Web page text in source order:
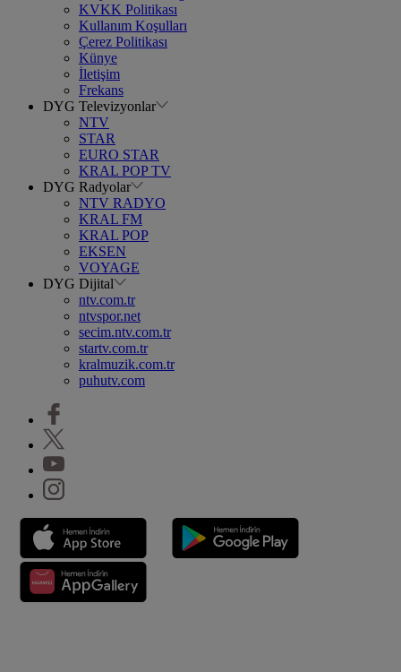
KVKK Politikası
Kullanım Koşulları
Çerez Politikası
Künye
İletişim
Frekans
DYG Televizyonlar
NTV
STAR
EURO STAR
KRAL POP TV
DYG Radyolar
NTV RADYO
KRAL FM
KRAL POP
EKSEN
VOYAGE
DYG Dijital
ntv.com.tr
ntvspor.net
secim.ntv.com.tr
startv.com.tr
kralmuzik.com.tr
puhutv.com